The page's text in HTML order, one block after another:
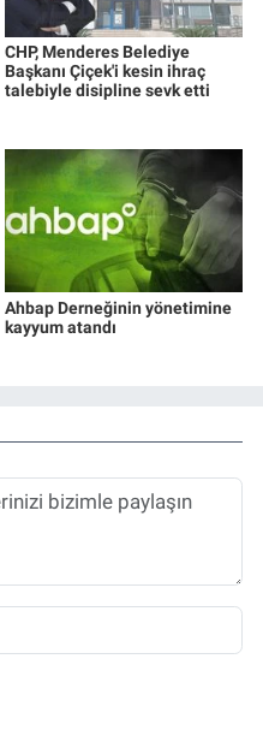
CHP, Menderes Belediye
Başkanı Çiçek'i kesin ihraç
talebiyle disipline sevk etti
Ahbap Derneğinin yönetimine
kayyum atandı